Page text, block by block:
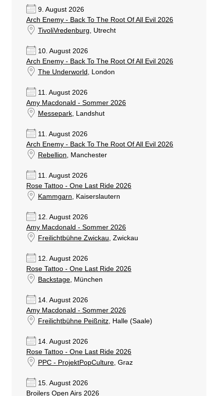
9. August 2026
Arch Enemy - Back To The Root Of All Evil 2026
TivoliVredenburg, Utrecht
10. August 2026
Arch Enemy - Back To The Root Of All Evil 2026
The Underworld , London
11. August 2026
Amy Macdonald - Sommer 2026
Messepark, Landshut
11. August 2026
Arch Enemy - Back To The Root Of All Evil 2026
Rebellion, Manchester
11. August 2026
Rose Tattoo - One Last Ride 2026
Kammgarn, Kaiserslautern
12. August 2026
Amy Macdonald - Sommer 2026
Freilichtbühne Zwickau, Zwickau
12. August 2026
Rose Tattoo - One Last Ride 2026
Backstage, München
14. August 2026
Amy Macdonald - Sommer 2026
Freilichtbühne Peißnitz, Halle (Saale)
14. August 2026
Rose Tattoo - One Last Ride 2026
PPC - ProjektPopCulture, Graz
15. August 2026
Broilers Open Airs 2026